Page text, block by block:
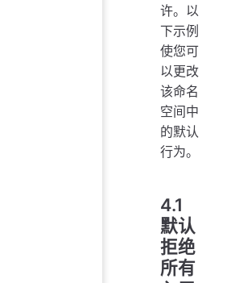
许。以
下示例
使您可
以更改
该命名
空间中
的默认
行为。
4.1
默认
拒绝
所有